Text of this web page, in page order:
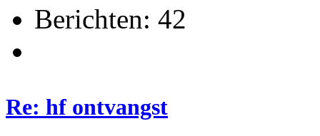
Berichten: 42
Re: hf ontvangst